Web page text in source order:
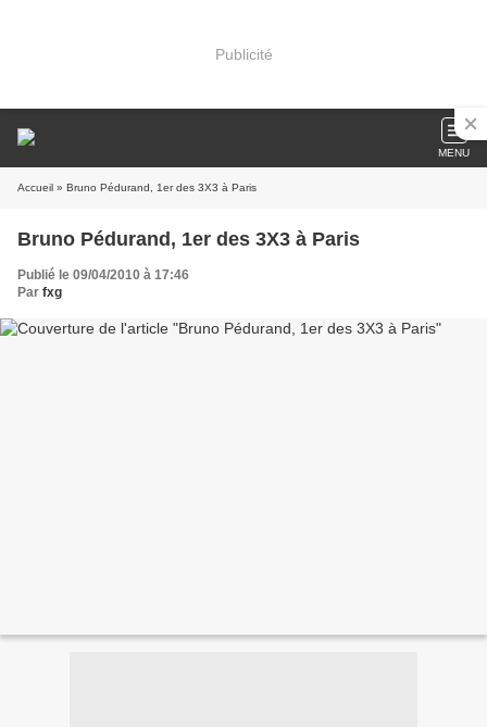
Publicité
MENU
Accueil » Bruno Pédurand, 1er des 3X3 à Paris
Bruno Pédurand, 1er des 3X3 à Paris
Publié le 09/04/2010 à 17:46
Par fxg